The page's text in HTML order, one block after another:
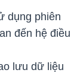
dụng phiên
đến hệ điều
lưu dữ liệu